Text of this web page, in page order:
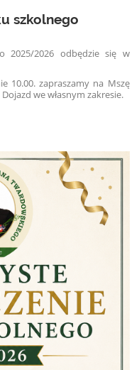
szkolnego
2025/2026 odbędzie się w
10.00. zapraszamy na Mszę
we własnym zakresie.